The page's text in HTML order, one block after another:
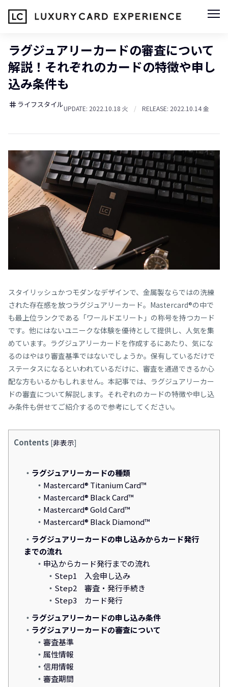
ラグジュアリーカードの審査について
解説！それぞれのカードの特徴や申し
込み条件も
tag ライフスタイルUPDATE: 2022.10.18 火 / RELEASE: 2022.10.14 金
スタイリッシュかつモダンなデザインで、金属製ならではの洗練
された存在感を放つラグジュアリーカード。Mastercard®の中で
も最上位ランクである「ワールドエリート」の称号を持つカード
です。他にはないユニークな体験を優待として提供し、人気を集
めています。ラグジュアリーカードを作成するにあたり、気にな
るのはやはり審査基準ではないでしょうか。保有しているだけで
ステータスになるといわれているだけに、審査を通過できるか心
配な方もいるかもしれません。本記事では、ラグジュアリーカー
ドの審査について解説します。それぞれのカードの特徴や申し込
み条件も併せてご紹介するので参考にしてください。
Contents [非表示]
ラグジュアリーカードの種類
Mastercard® Titanium Card™
Mastercard® Black Card™
Mastercard® Gold Card™
Mastercard® Black Diamond™
ラグジュアリーカードの申し込みからカード発行
までの流れ
申込からカード発行までの流れ
Step1 入会申し込み
Step2 審査・発行手続き
Step3 カード発行
ラグジュアリーカードの申し込み条件
ラグジュアリーカードの審査について
審査基準
属性情報
信用情報
審査期間